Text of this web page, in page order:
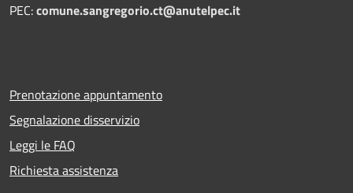
PEC:comune.sangregorio.ct@anutelpec.it
Prenotazione appuntamento
Segnalazione disservizio
Leggi le FAQ
Richiesta assistenza